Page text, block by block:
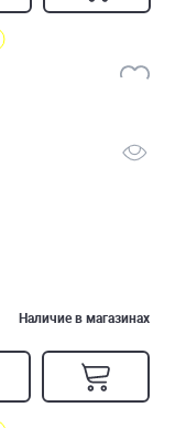
Наличие в магазинах